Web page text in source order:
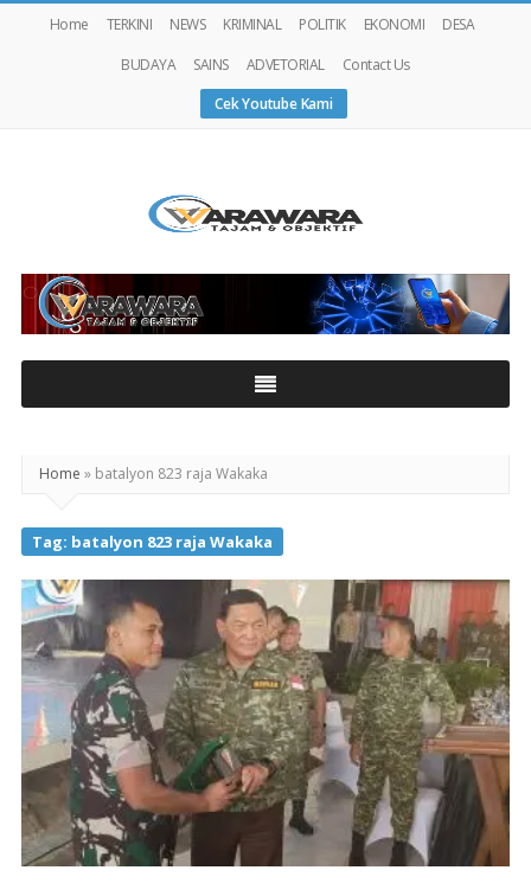
Home TERKINI NEWS KRIMINAL POLITIK EKONOMI
DESA
BUDAYA
SAINS ADVETORIAL
Contact Us
Cek Youtube Kami
Warawaranews
Home » batalyon 823 raja Wakaka
Tag: batalyon 823 raja Wakaka